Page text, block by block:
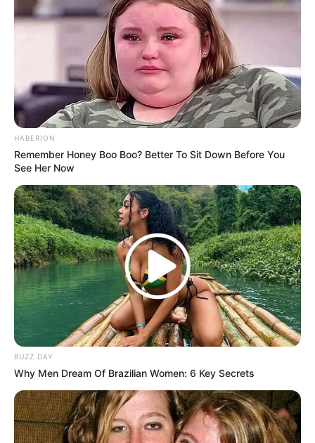
(foto: boredpanda)
8. Setelah matahari terbenam, monster berbulu yang
menggemaskan itu sudah mulai terlihat bentuknya.
9. Inilah bentuk dari replika Totoro yang sudah
selesai dan dijadikan sebagai halte bus. Lucu bukan?
HABERION
Remember Honey Boo Boo? Better To Sit Down Before You
See Her Now
BUZZ DAY
Why Men Dream Of Brazilian Women: 6 Key Secrets